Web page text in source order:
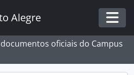
Alegre
oficiais do Campus